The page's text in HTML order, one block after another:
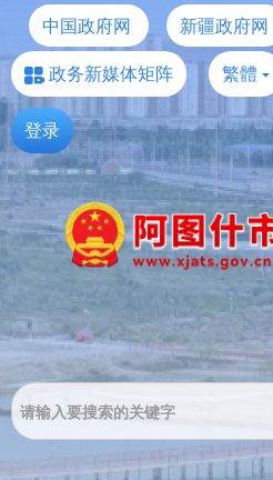
中国政府网 新疆政府网
政务新媒体矩阵
繁體
登录